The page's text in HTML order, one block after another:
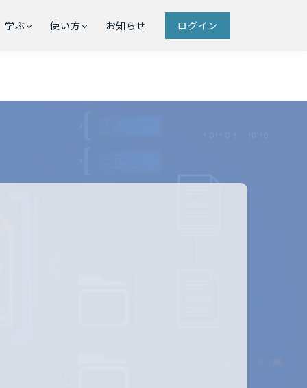
学ぶ 使い方 お知らせ ログイン